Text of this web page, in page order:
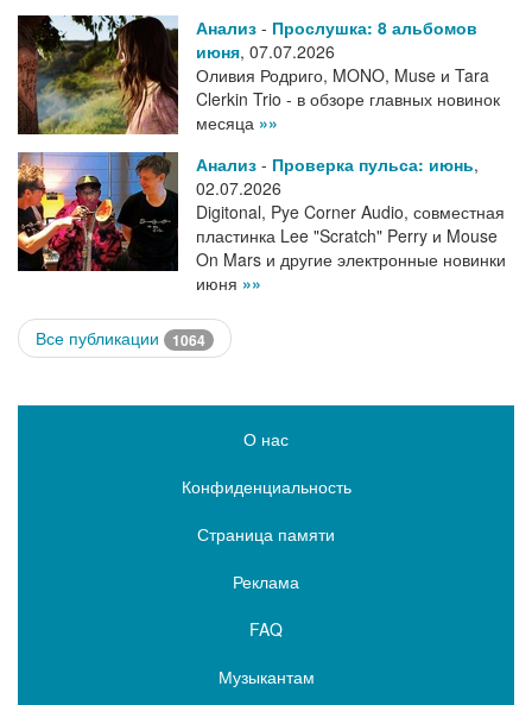
Анализ - Прослушка: 8 альбомов
июня, 07.07.2026
Оливия Родриго, MONO, Muse и Tara
Clerkin Trio - в обзоре главных новинок
месяца »»
Анализ - Проверка пульса: июнь,
02.07.2026
Digitonal, Pye Corner Audio, совместная
пластинка Lee "Scratch" Perry и Mouse
On Mars и другие электронные новинки
июня »»
Все публикации 1064
О нас
Конфиденциальность
Страница памяти
Реклама
FAQ
Музыкантам